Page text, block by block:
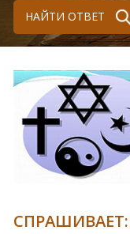
НАЙТИ ОТВЕТ
СПРАШИВАЕТ: